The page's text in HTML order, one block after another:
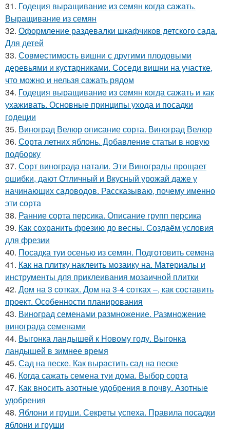
31. Годеция выращивание из семян когда сажать.
Выращивание из семян
32. Оформление раздевалки шкафчиков детского сада.
Для детей
33. Совместимость вишни с другими плодовыми
деревьями и кустарниками. Соседи вишни на участке,
что можно и нельзя сажать рядом
34. Годеция выращивание из семян когда сажать и как
ухаживать. Основные принципы ухода и посадки
годеции
35. Виноград Велюр описание сорта. Виноград Велюр
36. Сорта летних яблонь. Добавление статьи в новую
подборку
37. Сорт винограда натали. Эти Винограды прощает
ошибки, дают Отличный и Вкусный урожай даже у
начинающих садоводов. Рассказываю, почему именно
эти сорта
38. Ранние сорта персика. Описание групп персика
39. Как сохранить фрезию до весны. Создаём условия
для фрезии
40. Посадка туи осенью из семян. Подготовить семена
41. Как на плитку наклеить мозаику на. Материалы и
инструменты для приклеивания мозаичной плитки
42. Дом на 3 сотках. Дом на 3-4 сотках –, как составить
проект. Особенности планирования
43. Виноград семенами размножение. Размножение
винограда семенами
44. Выгонка ландышей к Новому году. Выгонка
ландышей в зимнее время
45. Сад на песке. Как вырастить сад на песке
46. Когда сажать семена туи дома. Выбор сорта
47. Как вносить азотные удобрения в почву. Азотные
удобрения
48. Яблони и груши. Секреты успеха. Правила посадки
яблони и груши